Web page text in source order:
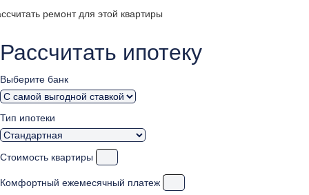
ремонт для этой квартиры
Рассчитать ипотеку
Выберите банк
Тип ипотеки
Стоимость квартиры
Комфортный ежемесячный платеж